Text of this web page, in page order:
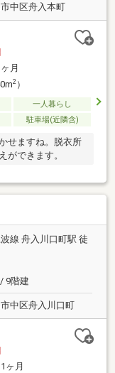
中区舟入本町
月
2）
一人暮らし
駐車場(近隣含)
せますね。脱衣所
ができます。
線 舟入川口町駅 徒
9階建
中区舟入川口町
1ヶ月